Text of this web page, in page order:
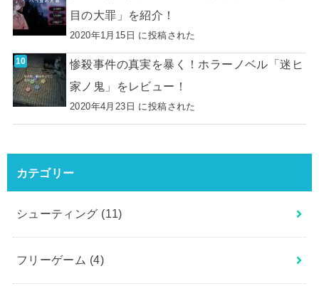
目の大罪」を紹介！
2020年1月15日 に投稿された
惨殺事件の真実を暴く！ホラーノベル「迷ヒ
家ノ鬼」をレビュー！
2020年4月23日 に投稿された
カテゴリー
シューティング (11)
フリーゲーム (4)